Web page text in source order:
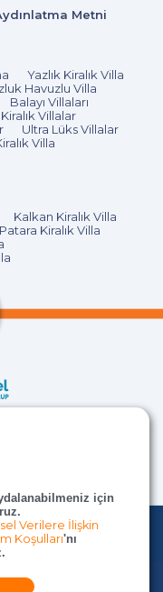
Metni
Yazlık Kiralık Villa
Havuzlu Villa
Balayı Villaları
Villalar
Ultra Lüks Villalar
Villa
Kalkan Kiralık Villa
Patara Kiralık Villa
için
Verilere İlişkin
Koşulları'nı